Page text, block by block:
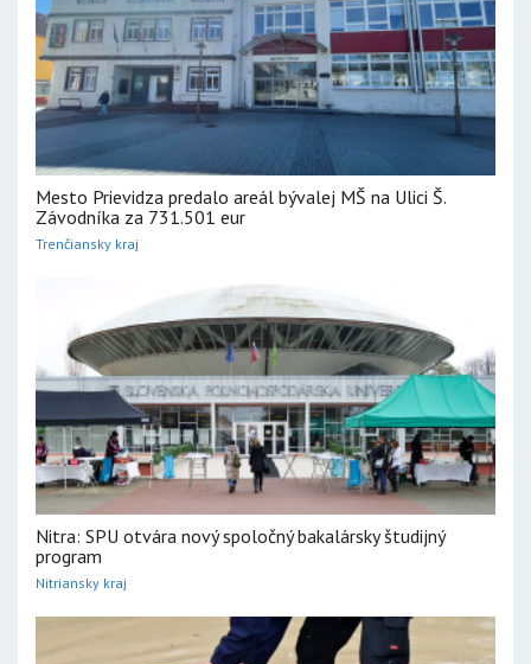
Mesto Prievidza predalo areál bývalej MŠ na Ulici Š.
Závodníka za 731.501 eur
Trenčiansky kraj
Nitra: SPU otvára nový spoločný bakalársky študijný
program
Nitriansky kraj